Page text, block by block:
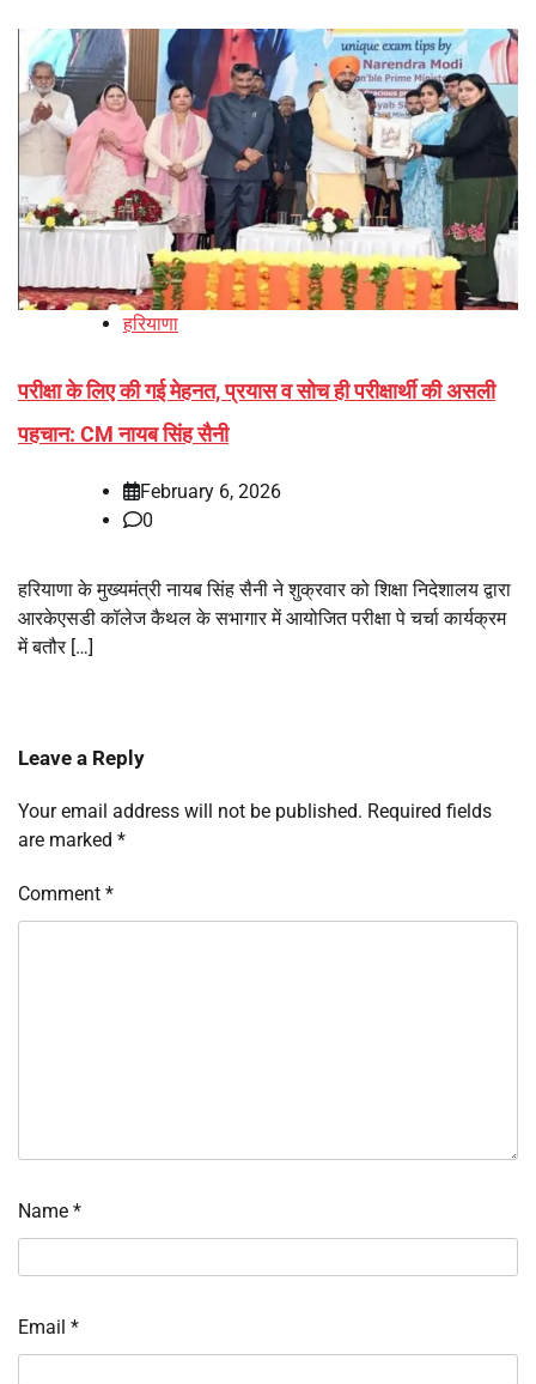
हरियाणा
परीक्षा के लिए की गई मेहनत, प्रयास व सोच ही परीक्षार्थी की असली
पहचान: CM नायब सिंह सैनी
February 6, 2026
0
हरियाणा के मुख्यमंत्री नायब सिंह सैनी ने शुक्रवार को शिक्षा निदेशालय द्वारा
आरकेएसडी कॉलेज कैथल के सभागार में आयोजित परीक्षा पे चर्चा कार्यक्रम
में बतौर […]
Leave a Reply
Your email address will not be published. Required fields
are marked *
Comment *
Name *
Email *